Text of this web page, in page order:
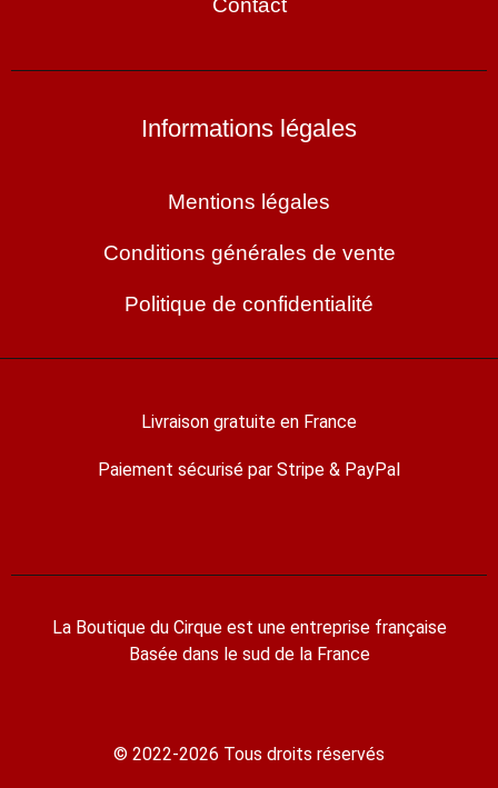
Contact
Informations légales
Mentions légales
Conditions générales de vente
Politique de confidentialité
Livraison gratuite en France
Paiement sécurisé par Stripe & PayPal
La Boutique du Cirque est une entreprise française
Basée dans le sud de la France
© 2022-2026 Tous droits réservés